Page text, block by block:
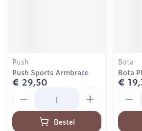
Push
Push Sports Armbrace
€ 29,50
Bestel
Bota
Bota
€